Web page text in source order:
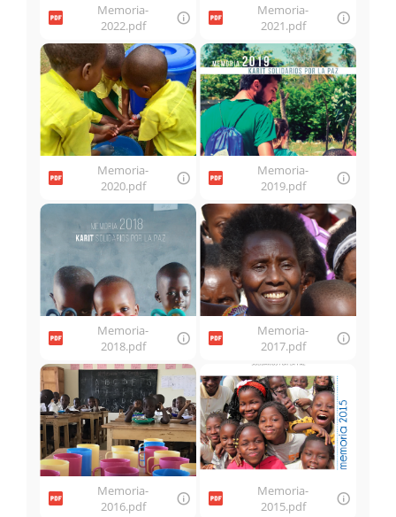
Memoria-
2022.pdf
Memoria-
2021.pdf
Memoria-
2020.pdf
Memoria-
2019.pdf
Memoria-
2018.pdf
Memoria-
2017.pdf
Memoria-
2016.pdf
Memoria-
2015.pdf